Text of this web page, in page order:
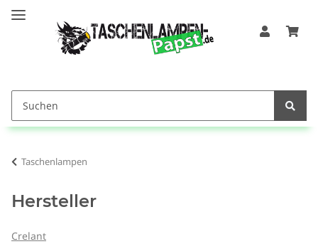
Taschenlampen
Hersteller
Crelant